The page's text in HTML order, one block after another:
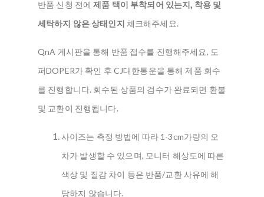
반품 신청 전에제품 택이 부착되어 있는지, 착용 및
세탁하지 않은 상태인지 체크해주세요.
QnA 게시판을 통해 반품 접수를 진행해주세요, 도
퍼DOPER가 확인 후 CJ대한통운을 통해 제품 회수
를 진행합니다. 회수된 상품의 검수가 완료되면 환불
및 교환이 진행됩니다.
사이즈는 측정 방법에 따라 1-3cm가량의 오
차가 발생할 수 있으며, 모니터 해상도에 따른
색상 및 질감 차이 등은 반품/교환 사유에 해
당하지 않습니다.